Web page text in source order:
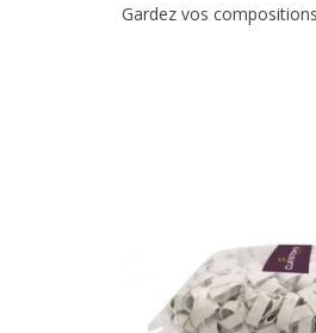
Gardez vos